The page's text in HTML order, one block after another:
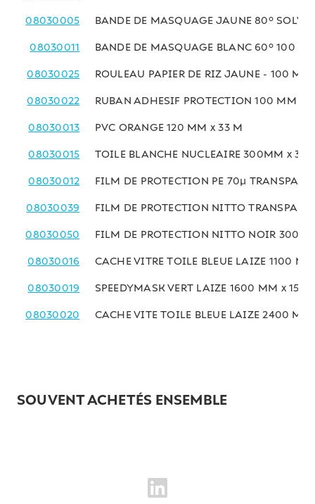
08030005 BANDE DE MASQUAGE JAUNE 80°
08030011 BANDE DE MASQUAGE BLANC 60° 100
08030025 ROULEAU PAPIER DE RIZ JAUNE - 100
08030022 RUBAN ADHESIF PROTECTION 100 MM x
08030013 PVC ORANGE 120 MM x 33 M
08030015 TOILE BLANCHE NUCLEAIRE 300MM x
08030012 FILM DE PROTECTION PE 70µ
08030039 FILM DE PROTECTION NITTO
08030050 FILM DE PROTECTION NITTO NOIR 300
08030016 CACHE VITRE TOILE BLEUE LAIZE 1100
08030019 SPEEDYMASK VERT LAIZE 1600 MM x 15 M
08030020 CACHE VITE TOILE BLEUE LAIZE 2400 MM
SOUVENT ACHETÉS ENSEMBLE